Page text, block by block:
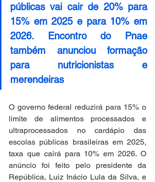
públicas vai cair de 20% para
15% em 2025 e para 10% em
2026. Encontro do Pnae
também anunciou formação
para nutricionistas e
merendeiras
O governo federal reduzirá para 15% o
limite de alimentos processados e
ultraprocessados no cardápio das
escolas públicas brasileiras em 2025,
taxa que cairá para 10% em 2026. O
anúncio foi feito pelo presidente da
República, Luiz Inácio Lula da Silva, e